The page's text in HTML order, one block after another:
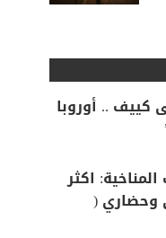
كييف .. أوروبا
اكثر
وحضاري (